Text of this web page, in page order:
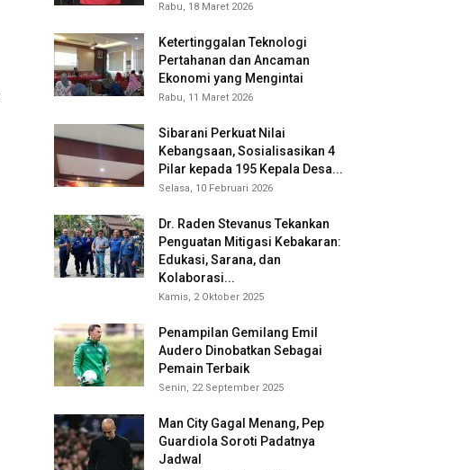
Rabu, 18 Maret 2026
Ketertinggalan Teknologi
Pertahanan dan Ancaman
Ekonomi yang Mengintai
Rabu, 11 Maret 2026
Sibarani Perkuat Nilai
Kebangsaan, Sosialisasikan 4
Pilar kepada 195 Kepala Desa...
Selasa, 10 Februari 2026
Dr. Raden Stevanus Tekankan
Penguatan Mitigasi Kebakaran:
Edukasi, Sarana, dan
Kolaborasi...
Kamis, 2 Oktober 2025
Penampilan Gemilang Emil
Audero Dinobatkan Sebagai
Pemain Terbaik
Senin, 22 September 2025
Man City Gagal Menang, Pep
Guardiola Soroti Padatnya
Jadwal